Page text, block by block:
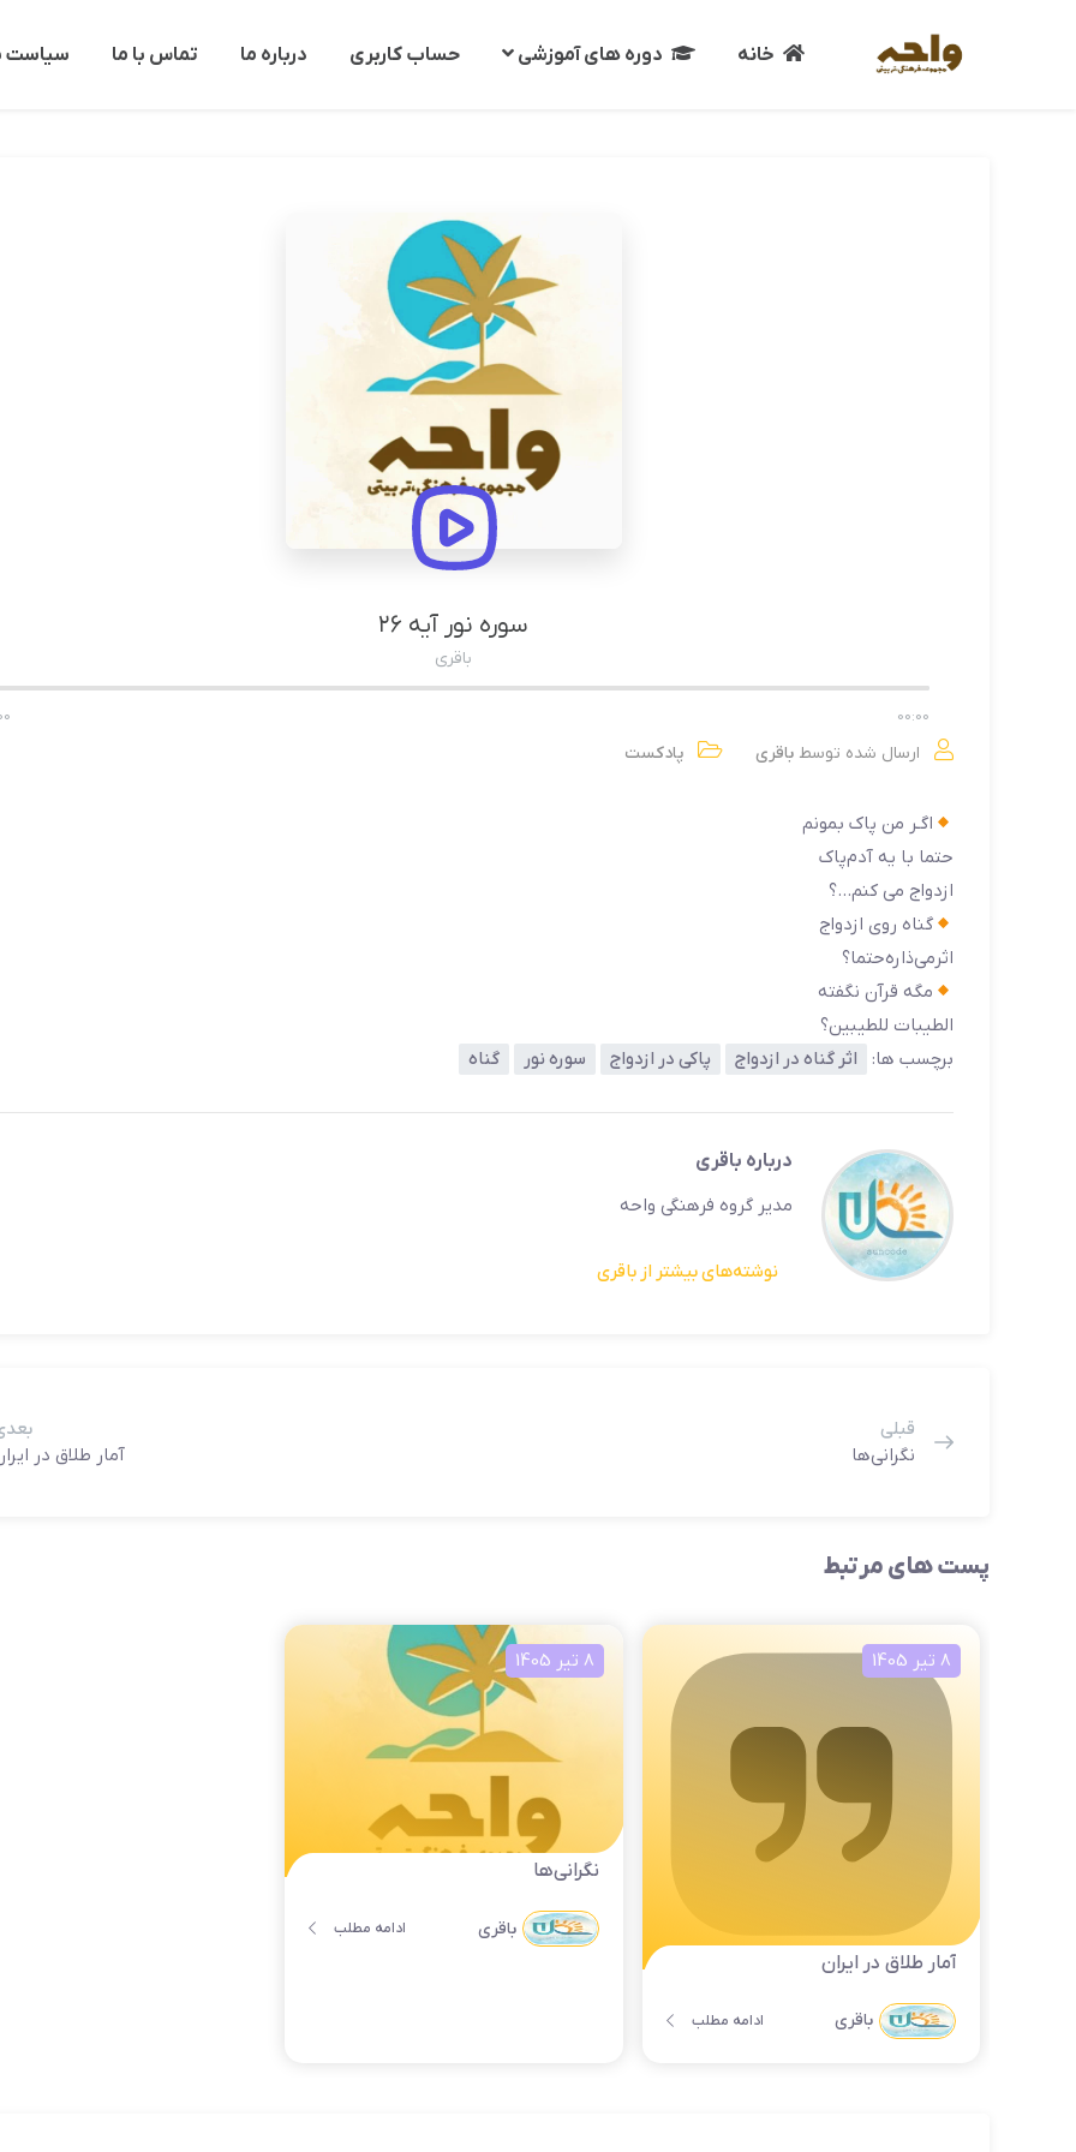
خانه دوره های آموزشی حساب كاربری درباره ما تماس با ما سیاست
سوره نور آیه ۲۶
باقری
00:00
ارسال شده توسط باقری پادکست
اگـر من پاک بمونم
حتما با یه آدم‌پاک
ازدواج می کنم…؟
گناه روی ازدواج
اثر‌می‌ذاره‌حتما؟
مگه قرآن نگفته
الطیبات للطیبین؟
برچسب ها:
اثر گناه در ازدواج پاکی در ازدواج سوره نور گناه
درباره باقری
مدیر گروه فرهنگی واحه
نوشته‌های بیشتر از باقری
قبلی
نگرانی‌ها
آمار طلاق در
پست های مرتبط
8 تیر 1405
آمار طلاق در ایران
باقری ادامه مطلب
8 تیر 1405
نگرانی‌ها
باقری ادامه مطلب